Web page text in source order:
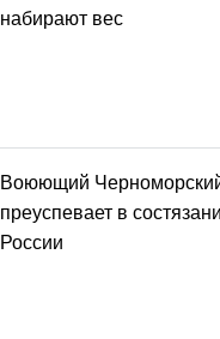
набирают вес
Воюющий
преуспевает в
России